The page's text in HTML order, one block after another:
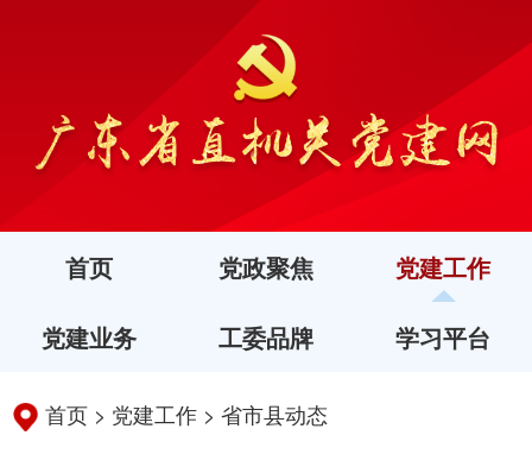
首页 党政聚焦 党建工作
党建业务 工委品牌 学习平台
首页 > 党建工作 >省市县动态